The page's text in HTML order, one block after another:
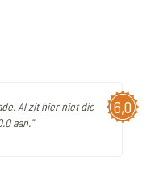
6,0
Al zit hier niet die
aan."